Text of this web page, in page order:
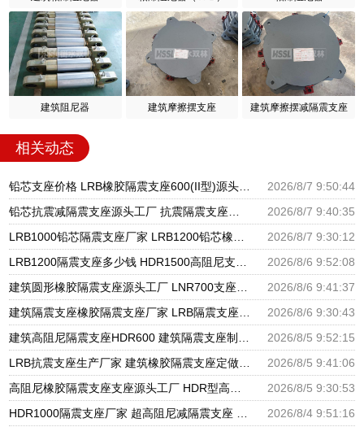
建筑阻尼器 建筑摩擦摆支座 建筑摩擦摆减隔震支座
相关动态
2026/8/7 9:50:44
2026/8/7 9:40:35
2026/8/7 9:30:12
2026/8/6 9:52:08
2026/8/6 9:41:37
2026/8/6 9:30:43
2026/8/5 9:52:15
2026/8/5 9:41:06
2026/8/5 9:30:53
2026/8/4 9:51:16